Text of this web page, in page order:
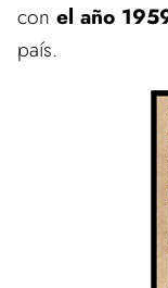
con el año
país.